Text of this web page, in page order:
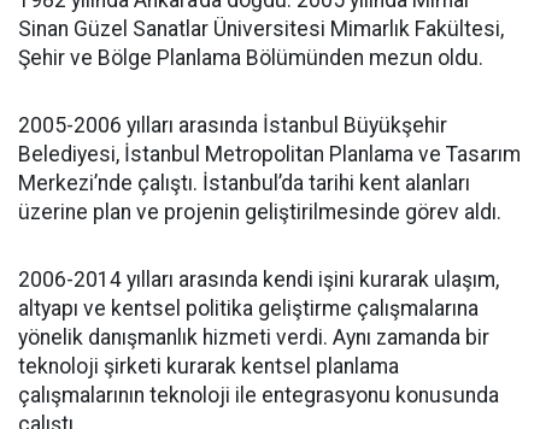
Sinan Güzel Sanatlar Üniversitesi Mimarlık Fakültesi,
Şehir ve Bölge Planlama Bölümünden mezun oldu.
2005-2006 yılları arasında İstanbul Büyükşehir
Belediyesi, İstanbul Metropolitan Planlama ve Tasarım
Merkezi’nde çalıştı. İstanbul’da tarihi kent alanları
üzerine plan ve projenin geliştirilmesinde görev aldı.
2006-2014 yılları arasında kendi işini kurarak ulaşım,
altyapı ve kentsel politika geliştirme çalışmalarına
yönelik danışmanlık hizmeti verdi. Aynı zamanda bir
teknoloji şirketi kurarak kentsel planlama
çalışmalarının teknoloji ile entegrasyonu konusunda
çalıştı.